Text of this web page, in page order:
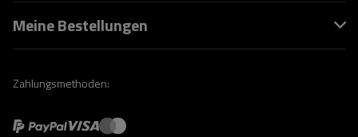
Meine Bestellungen
Zahlungsmethoden: